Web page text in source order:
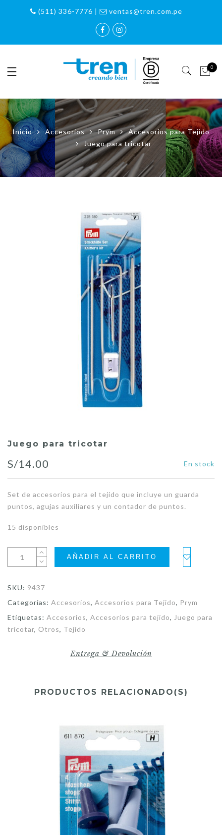
(511) 336-7776 | ventas@tren.com.pe
0
Inicio Accesorios Prym
Accesorios para Tejido
Juego para tricotar
Juego para tricotar
S/14.00 En stock
Set de accesorios para el tejido que incluye un guarda
puntos, agujas auxiliares y un contador de puntos.
15 disponibles
AÑADIR AL CARRITO
SKU: 9437
Categorías: Accesorios, Accesorios para Tejido, Prym
Etiquetas: Accesorios, Accesorios para tejido, Juego para
tricotar, Otros, Tejido
Entrega & Devolución
PRODUCTOS RELACIONADO(S)